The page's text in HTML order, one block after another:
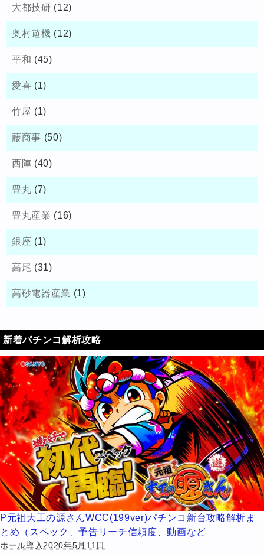
大都技研 (12)
奥村遊機 (12)
平和 (45)
愛喜 (1)
竹屋 (1)
藤商事 (50)
西陣 (40)
豊丸 (7)
豊丸産業 (16)
銀座 (1)
高尾 (31)
高砂電器産業 (1)
新着パチンコ解析攻略
P元祖大工の源さんWCC(199ver)パチンコ新台攻略解析ま
とめ（スペック、予告リーチ信頼度、動画など
ホール導入2020年5月11日